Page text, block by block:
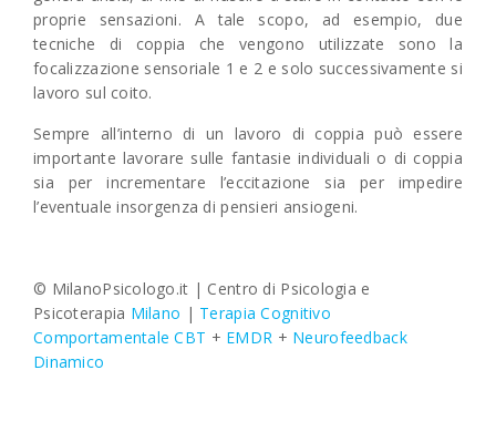
proprie sensazioni. A tale scopo, ad esempio, due
tecniche di coppia che vengono utilizzate sono la
focalizzazione sensoriale 1 e 2 e solo successivamente si
lavoro sul coito.
Sempre all’interno di un lavoro di coppia può essere
importante lavorare sulle fantasie individuali o di coppia
sia per incrementare l’eccitazione sia per impedire
l’eventuale insorgenza di pensieri ansiogeni.
© MilanoPsicologo.it | Centro di Psicologia e
Psicoterapia Milano | Terapia Cognitivo
Comportamentale CBT + EMDR + Neurofeedback
Dinamico